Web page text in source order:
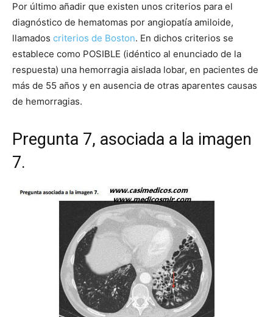
Por último añadir que existen unos criterios para el
diagnóstico de hematomas por angiopatía amiloide,
llamados criterios de Boston. En dichos criterios se
establece como POSIBLE (idéntico al enunciado de la
respuesta) una hemorragia aislada lobar, en pacientes de
más de 55 años y en ausencia de otras aparentes causas
de hemorragias.
Pregunta 7, asociada a la imagen
7.